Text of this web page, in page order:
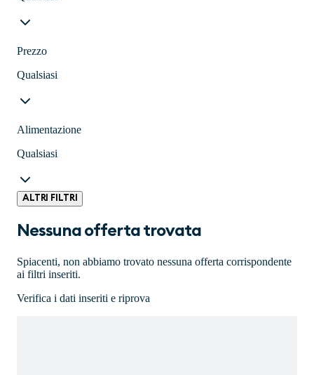
Prezzo
Qualsiasi
Alimentazione
Qualsiasi
ALTRI FILTRI
Nessuna offerta trovata
Spiacenti, non abbiamo trovato nessuna offerta corrispondente
ai filtri inseriti.
Verifica i dati inseriti e riprova